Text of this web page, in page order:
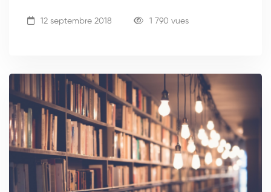
12 septembre 2018 1 790 vues